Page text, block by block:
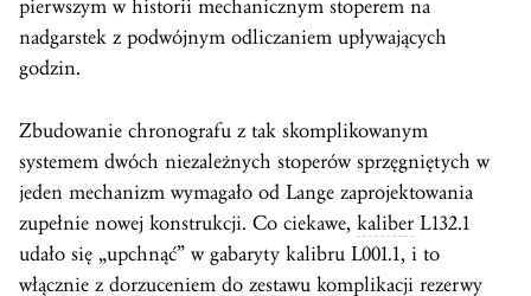
pierwszym w historii mechanicznym stoperem na
nadgarstek z podwójnym odliczaniem upływających
godzin.
Zbudowanie chronografu z tak skomplikowanym
systemem dwóch niezależnych stoperów sprzęgniętych w
jeden mechanizm wymagało od Lange zaprojektowania
zupełnie nowej konstrukcji. Co ciekawe, kaliber L132.1
udało się „upchnąć” w gabaryty kalibru L001.1, i to
włącznie z dorzuceniem do zestawu komplikacji rezerwy